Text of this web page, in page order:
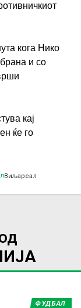
кога Нико
и со
кај
ќе го
Виљареал
ФУДБАЛ